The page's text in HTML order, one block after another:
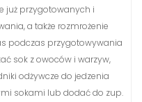
już przygotowanych i
a także rozmrożenie
podczas przygotowywania
sok z owoców i warzyw,
odżywcze do jedzenia
sokami lub dodać do zup.